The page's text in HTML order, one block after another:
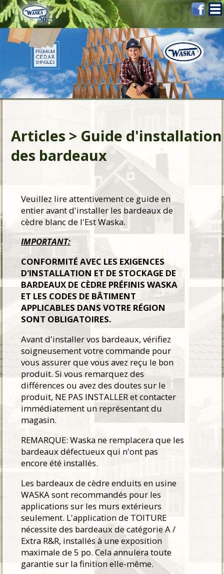
Articles > Guide d'installation
des bardeaux
Veuillez lire attentivement ce guide en
entier avant d'installer les bardeaux de
cèdre blanc de l'Est Waska.
IMPORTANT:
CONFORMITÉ AVEC LES EXIGENCES
D'INSTALLATION ET DE STOCKAGE DE
BARDEAUX DE CÈDRE PRÉFINIS WASKA
ET LES CODES DE BÂTIMENT
APPLICABLES DANS VOTRE RÉGION
SONT OBLIGATOIRES.
Avant d'installer vos bardeaux, vérifiez
soigneusement votre commande pour
vous assurer que vous avez reçu le bon
produit. Si vous remarquez des
différences ou avez des doutes sur le
produit, NE PAS INSTALLER et contacter
immédiatement un représentant du
magasin.
REMARQUE: Waska ne remplacera que les
bardeaux défectueux qui n'ont pas
encore été installés.
Les bardeaux de cèdre enduits en usine
WASKA sont recommandés pour les
applications sur les murs extérieurs
seulement. L'application de TOITURE
nécessite des bardeaux de catégorie A /
Extra R&R, installés à une exposition
maximale de 5 po. Cela annulera toute
garantie sur la finition elle-même.